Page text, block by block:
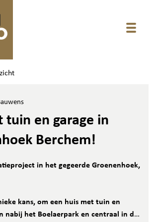
tuin en garage in
Berchem!
in het gegeerde Groenenhoek,
kans, om een huis met tuin en
nabij het Boelaerpark en centraal in de